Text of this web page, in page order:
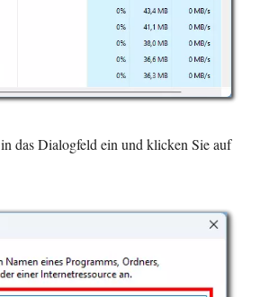
in das Dialogfeld ein und klicken Sie auf